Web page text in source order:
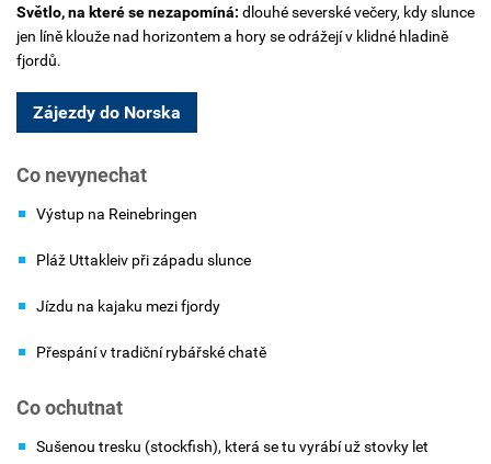
Světlo, na které se nezapomíná: dlouhé severské večery, kdy slunce
jen líně klouže nad horizontem a hory se odrážejí v klidné hladině
fjordů.
Zájezdy do Norska
Co nevynechat
Výstup na Reinebringen
Pláž Uttakleiv při západu slunce
Jízdu na kajaku mezi fjordy
Přespání v tradiční rybářské chatě
Co ochutnat
Sušenou tresku (stockfish), která se tu vyrábí už stovky let